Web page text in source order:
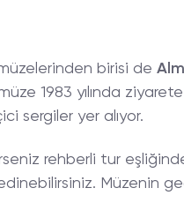
birisi de
1983 yılında ziyarete
sergiler yer alıyor.
rehberli tur
Müzenin